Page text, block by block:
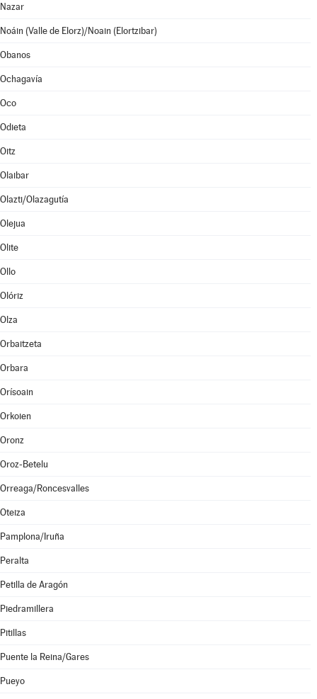
Nazar
Noáin (Valle de Elorz)/Noain (Elortzibar)
Obanos
Ochagavía
Oco
Odieta
Oitz
Olaibar
Olazti/Olazagutía
Olejua
Olite
Ollo
Olóriz
Olza
Orbaitzeta
Orbara
Orísoain
Orkoien
Oronz
Oroz-Betelu
Orreaga/Roncesvalles
Oteiza
Pamplona/Iruña
Peralta
Petilla de Aragón
Piedramillera
Pitillas
Puente la Reina/Gares
Pueyo